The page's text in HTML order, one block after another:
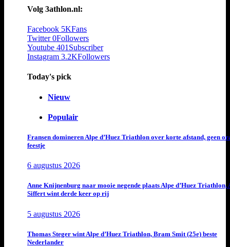
Volg 3athlon.nl:
Facebook 5KFans
Twitter 0Followers
Youtube 401 Subscriber
Instagram 3.2KFollowers
Today's pick
Nieuw
Populair
Fransen domineren Alpe d’Huez Triathlon over korte afstand, geen
feestje
6 augustus 2026
Anne Knijnenburg naar mooie negende plaats Alpe d’Huez Triathlon,
Siffert wint derde keer op rij
5 augustus 2026
Thomas Steger wint Alpe d’Huez Triathlon, Bram Smit (25e) beste
Nederlander